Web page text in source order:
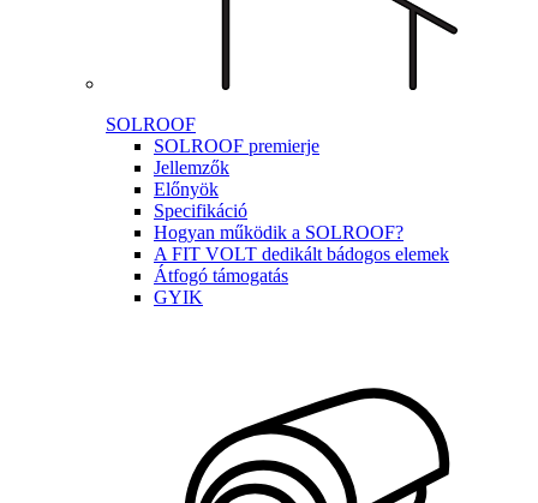
SOLROOF
SOLROOF premierje
Jellemzők
Előnyök
Specifikáció
Hogyan működik a SOLROOF?
A FIT VOLT dedikált bádogos elemek
Átfogó támogatás
GYIK